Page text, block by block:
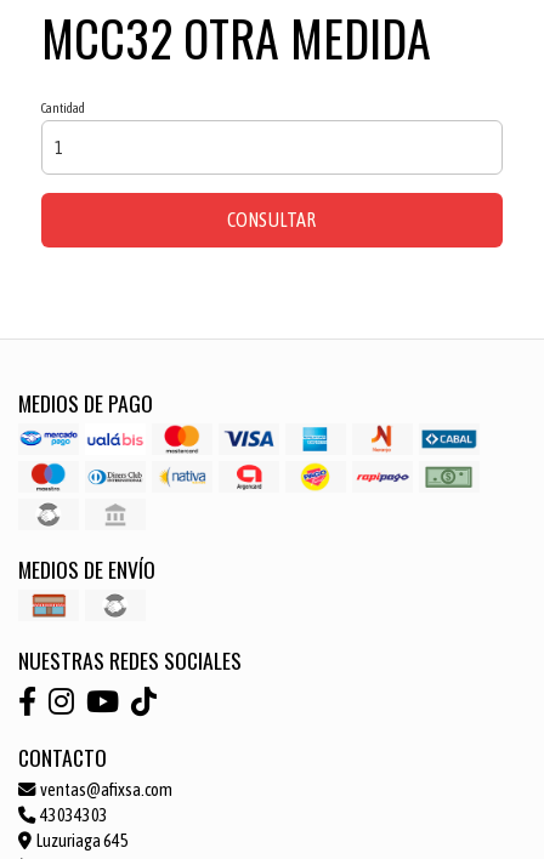
MCC32 OTRA MEDIDA
Cantidad
CONSULTAR
MEDIOS DE PAGO
MEDIOS DE ENVÍO
NUESTRAS REDES SOCIALES
CONTACTO
ventas@afixsa.com
43034303
Luzuriaga 645